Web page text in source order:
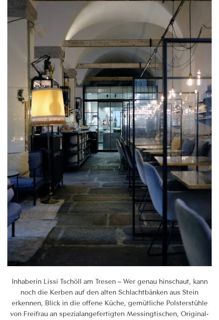
Inhaberin Lissi Tschöll am Tresen – Wer genau hinschaut, kann
noch die Kerben auf den alten Schlachtbänken aus Stein
erkennen, Blick in die offene Küche, gemütliche Polsterstühle
von Freifrau an spezialangefertigten Messingtischen, Original-